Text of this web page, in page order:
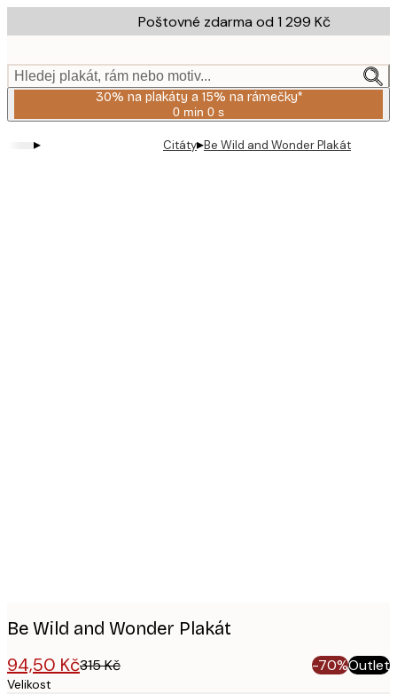
to
content.
Poštovné zdarma od 1 299 Kč
Hledej plakát, rám nebo motiv...
30% na plakáty a 15% na rámečky*
0 min 0 s
Platné
2026-
▸ Citáty▸Be Wild and Wonder Plakát
Be Wild and Wonder Plakát
94,50 Kč315 Kč -70%Outlet
Velikost